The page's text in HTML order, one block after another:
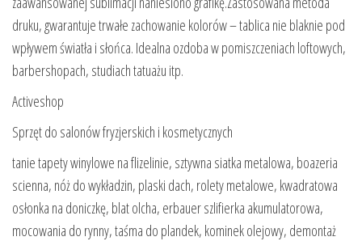
druku, gwarantuje trwałe zachowanie kolorów – tablica nie blaknie pod
wpływem światła i słońca. Idealna ozdoba w pomiszczeniach loftowych,
barbershopach, studiach tatuażu itp.
Activeshop
Sprzęt do salonów fryzjerskich i kosmetycznych
tanie tapety winylowe na flizelinie, sztywna siatka metalowa, boazeria
scienna, nóż do wykładzin, plaski dach, rolety metalowe, kwadratowa
osłonka na doniczkę, blat olcha, erbauer szlifierka akumulatorowa,
mocowania do rynny, taśma do plandek, kominek olejowy, demontaż